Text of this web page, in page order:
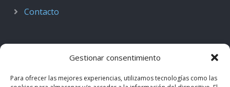
Gestionar consentimiento
Para ofrecer las mejores experiencias, utilizamos tecnologías como las
Contacto